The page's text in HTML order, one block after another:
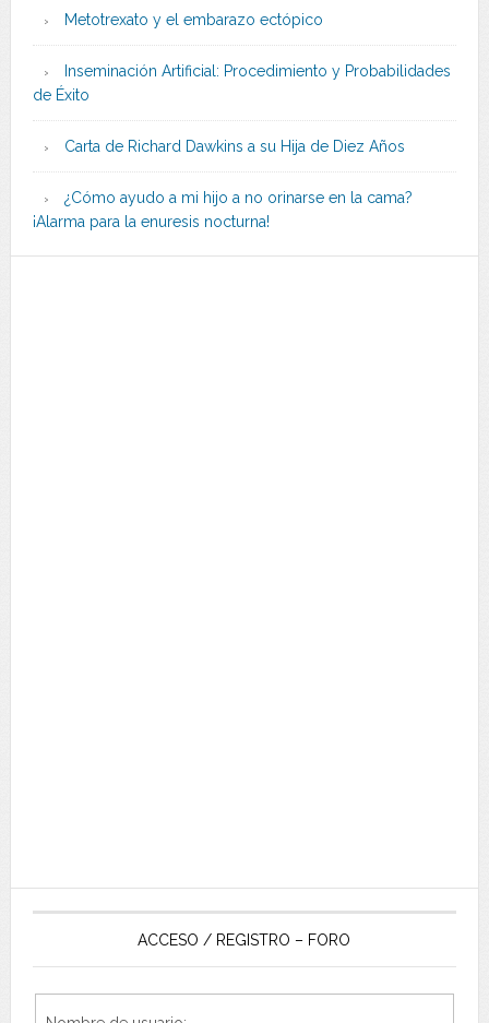
Metotrexato y el embarazo ectópico
Inseminación Artificial: Procedimiento y Probabilidades
de Éxito
Carta de Richard Dawkins a su Hija de Diez Años
¿Cómo ayudo a mi hijo a no orinarse en la cama?
¡Alarma para la enuresis nocturna!
ACCESO / REGISTRO – FORO